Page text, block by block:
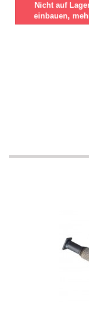
Nicht auf
einbauen,